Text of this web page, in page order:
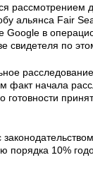
рассмотрением
альянса Fair
Google в
свидетеля по
факт начала
10%